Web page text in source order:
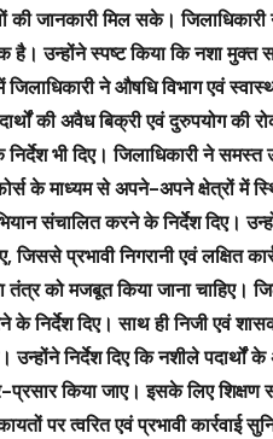
की जानकारी मिल सके।
उन्होंने स्पष्ट किया कि नशा मुक्त
ने औषधि विभाग एवं
की अवैध बिक्री एवं दुरुपयोग
भी दिए। जिलाधिकारी ने समस्त
के माध्यम से अपने-अपने क्षेत्रों में
संचालित करने के निर्देश दिए।
प्रभावी निगरानी एवं लक्षित
मजबूत किया जाना चाहिए।
दिए। साथ ही निजी एवं
निर्देश दिए कि नशीले पदार्थों
किया जाए। इसके लिए शिक्षण
पर त्वरित एवं प्रभावी कार्रवाई